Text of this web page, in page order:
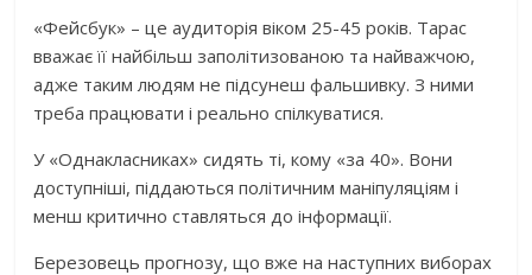
«Фейсбук» – це аудиторія віком 25-45 років. Тарас
вважає її найбільш заполітизованою та найважчою,
адже таким людям не підсунеш фальшивку. З ними
треба працювати і реально спілкуватися.
У «Однакласниках» сидять ті, кому «за 40». Вони
доступніші, піддаються політичним маніпуляціям і
менш критично ставляться до інформації.
Березовець прогнозу, що вже на наступних виборах